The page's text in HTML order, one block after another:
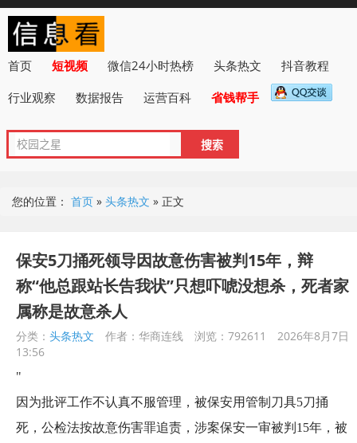
首页 短视频 微信24小时热榜 头条热文
抖音教程
行业观察
数据报告 运营百科 省钱帮手
您的位置： 首页 » 头条热文 » 正文
保安5刀捅死领导因故意伤害被判15年，辩
称“他总跟站长告我状”只想吓唬没想杀，死者家
属称是故意杀人
分类： 头条热文 作者：华商连线 浏览：792611
2026年8月7日
13:56
"
因为批评工作不认真不服管理，被保安用管制刀具5刀捅
死，公检法按故意伤害罪追责，涉案保安一审被判15年，被